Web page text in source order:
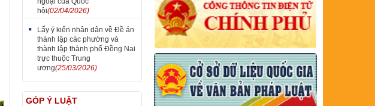
hội(02/04/2026)
Lấy ý kiến nhân dân về Đề án
thành lập các phường và
thành lập thành phố Đồng Nai
trực thuộc Trung
ương(25/03/2026)
GÓP Ý LUẬT